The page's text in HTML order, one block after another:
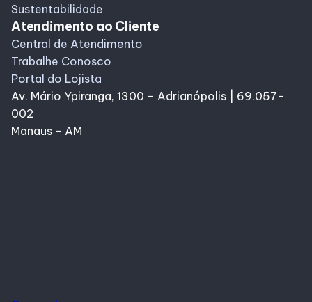
Sustentabilidade
Atendimento ao Cliente
Central de Atendimento
Trabalhe Conosco
Portal do Lojista
Av. Mário Ypiranga, 1300 – Adrianópolis | 69.057-
002
Manaus - AM